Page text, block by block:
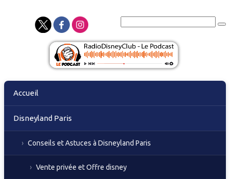
Skip
Accueil
Disneyland Paris
Conseils et Astuces à Disneyland Paris
Vente privée et Offre disney